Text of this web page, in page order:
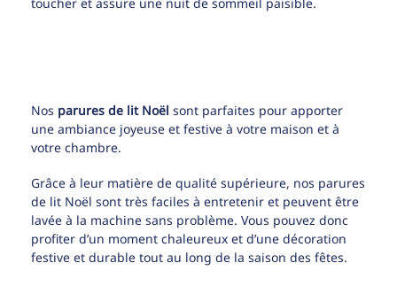
toucher et assure une nuit de sommeil paisible.
Nos parures de lit Noël sont parfaites pour apporter
une ambiance joyeuse et festive à votre maison et à
votre chambre.
Grâce à leur matière de qualité supérieure, nos parures
de lit Noël sont très faciles à entretenir et peuvent être
lavée à la machine sans problème. Vous pouvez donc
profiter d’un moment chaleureux et d’une décoration
festive et durable tout au long de la saison des fêtes.